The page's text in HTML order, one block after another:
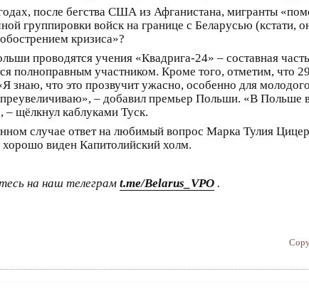
после бегства США из Афганистана, мигранты
группировки войск на границе с Беларусью (кстати,
кризиса»?
проводятся учения «Квадрига-24» – составная
полноправным участником. Кроме того, отметим, что
знаю, что это прозвучит ужасно, особенно для
– добавил премьер Польши. «В Польше
– щёлкнул каблуками Туск.
случае ответ на любимый вопрос Марка Тулия
виден Капитолийский холм.
на наш телеграм t.me/Belarus_VPO .